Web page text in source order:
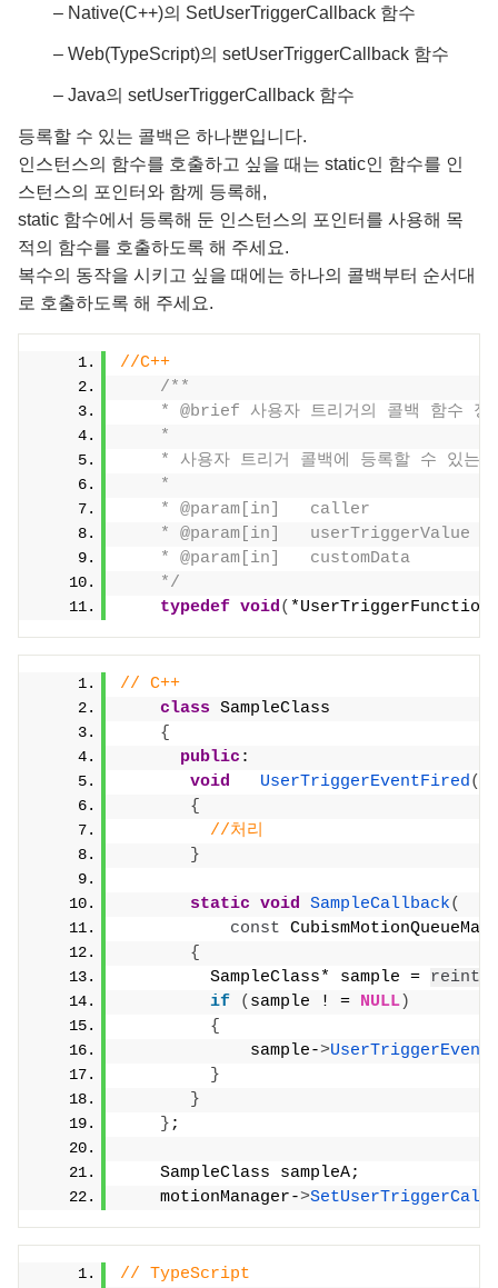
– Native(C++)의 SetUserTriggerCallback 함수
– Web(TypeScript)의 setUserTriggerCallback 함수
– Java의 setUserTriggerCallback 함수
등록할 수 있는 콜백은 하나뿐입니다.
인스턴스의 함수를 호출하고 싶을 때는 static인 함수를 인
스턴스의 포인터와 함께 등록해,
static 함수에서 등록해 둔 인스턴스의 포인터를 사용해 목
적의 함수를 호출하도록 해 주세요.
복수의 동작을 시키고 싶을 때에는 하나의 콜백부터 순서대
로 호출하도록 해 주세요.
//C++
/**
* @brief 사용자 트리거의 콜백 함수 정
    *
* 사용자 트리거 콜백에 등록할 수 있는
    *
* @param[in]   caller           발
* @param[in]   userTriggerValue 발
* @param[in]   customData       콜
    */
typedef void( *UserTriggerFunction
// C++
class SampleClass
{
public :
void
UserTriggerEventFired(
{
//처리
}
static void SampleCallback(
const
{
         SampleClass* sample =
if
( sample ! = NULL)
{
             sample-
>
}
}
} ;
    SampleClass sampleA;
    motionManager-
>
// TypeScript